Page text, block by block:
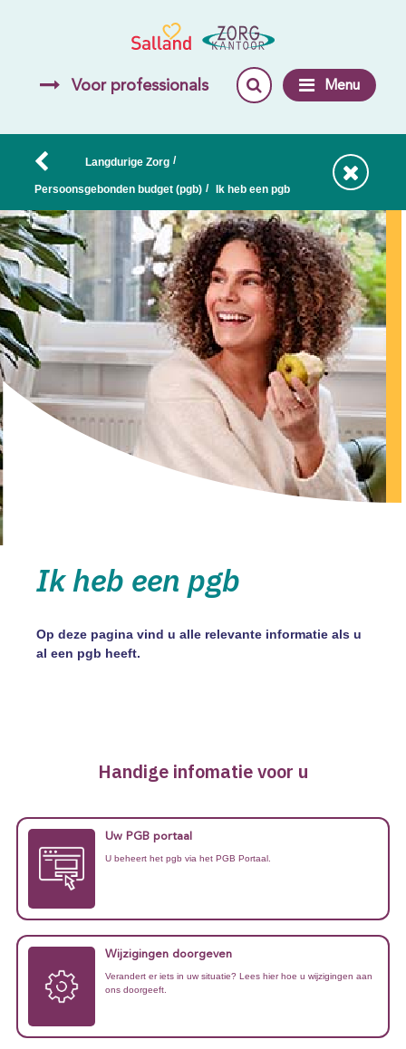
Voor professionals Menu
Langdurige Zorg /
Persoonsgebonden budget (pgb) / Ik heb een pgb
Ik heb een pgb
Op deze pagina vind u alle relevante informatie als u
al een pgb heeft.
Handige infomatie voor u
Uw PGB portaal
U beheert het pgb via het PGB Portaal.
Wijzigingen doorgeven
Verandert er iets in uw situatie? Lees hier hoe u wijzigingen aan
ons doorgeeft.